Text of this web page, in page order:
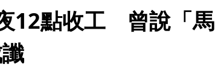
12點收工　曾說「馬